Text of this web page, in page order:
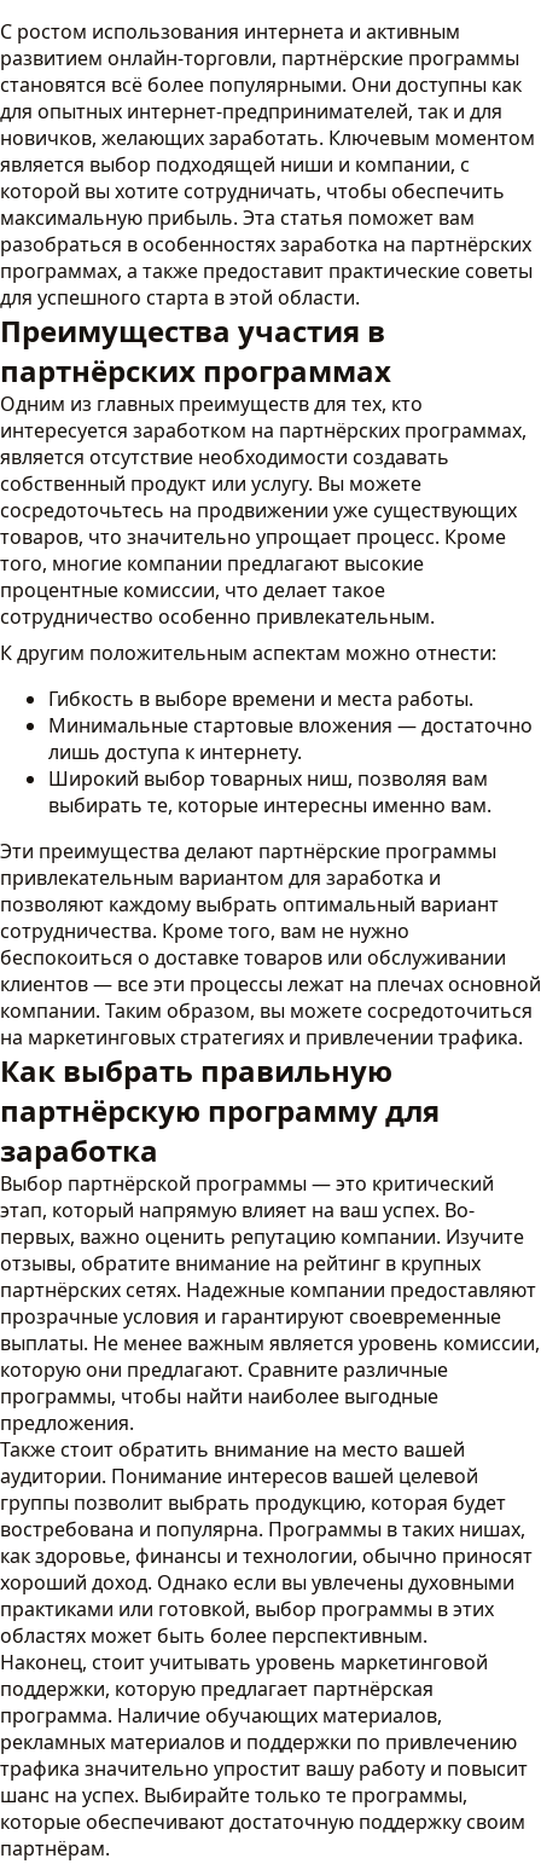
С ростом использования интернета и активным
развитием онлайн-торговли, партнёрские программы
становятся всё более популярными. Они доступны как
для опытных интернет-предпринимателей, так и для
новичков, желающих заработать. Ключевым моментом
является выбор подходящей ниши и компании, с
которой вы хотите сотрудничать, чтобы обеспечить
максимальную прибыль. Эта статья поможет вам
разобраться в особенностях заработка на партнёрских
программах, а также предоставит практические советы
для успешного старта в этой области.
Преимущества участия в
партнёрских программах
Одним из главных преимуществ для тех, кто
интересуется заработком на партнёрских программах,
является отсутствие необходимости создавать
собственный продукт или услугу. Вы можете
сосредоточьтесь на продвижении уже существующих
товаров, что значительно упрощает процесс. Кроме
того, многие компании предлагают высокие
процентные комиссии, что делает такое
сотрудничество особенно привлекательным.
К другим положительным аспектам можно отнести:
Гибкость в выборе времени и места работы.
Минимальные стартовые вложения — достаточно
лишь доступа к интернету.
Широкий выбор товарных ниш, позволяя вам
выбирать те, которые интересны именно вам.
Эти преимущества делают партнёрские программы
привлекательным вариантом для заработка и
позволяют каждому выбрать оптимальный вариант
сотрудничества. Кроме того, вам не нужно
беспокоиться о доставке товаров или обслуживании
клиентов — все эти процессы лежат на плечах основной
компании. Таким образом, вы можете сосредоточиться
на маркетинговых стратегиях и привлечении трафика.
Как выбрать правильную
партнёрскую программу для
заработка
Выбор партнёрской программы — это критический
этап, который напрямую влияет на ваш успех. Во-
первых, важно оценить репутацию компании. Изучите
отзывы, обратите внимание на рейтинг в крупных
партнёрских сетях. Надежные компании предоставляют
прозрачные условия и гарантируют своевременные
выплаты. Не менее важным является уровень комиссии,
которую они предлагают. Сравните различные
программы, чтобы найти наиболее выгодные
предложения.
Также стоит обратить внимание на место вашей
аудитории. Понимание интересов вашей целевой
группы позволит выбрать продукцию, которая будет
востребована и популярна. Программы в таких нишах,
как здоровье, финансы и технологии, обычно приносят
хороший доход. Однако если вы увлечены духовными
практиками или готовкой, выбор программы в этих
областях может быть более перспективным.
Наконец, стоит учитывать уровень маркетинговой
поддержки, которую предлагает партнёрская
программа. Наличие обучающих материалов,
рекламных материалов и поддержки по привлечению
трафика значительно упростит вашу работу и повысит
шанс на успех. Выбирайте только те программы,
которые обеспечивают достаточную поддержку своим
партнёрам.